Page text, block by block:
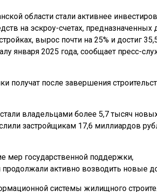
области стали активнее
на эскроу-счетах, предназначенных
вырос почти на 25% и достиг
января 2025 года, сообщает пресс-
получат после завершения
владельцами более 5,7 тысяч
застройщикам 17,6 миллиардов
мер государственной поддержки,
активно возводить новые
системы жилищного